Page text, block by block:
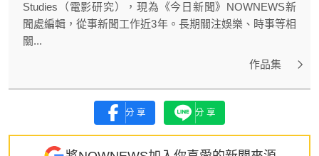
Studies（電影研究），現為《今日新聞》NOWNEWS新
聞處編輯，從事新聞工作近3年。長期關注娛樂、時事等相
關...
作品集
分享 分享